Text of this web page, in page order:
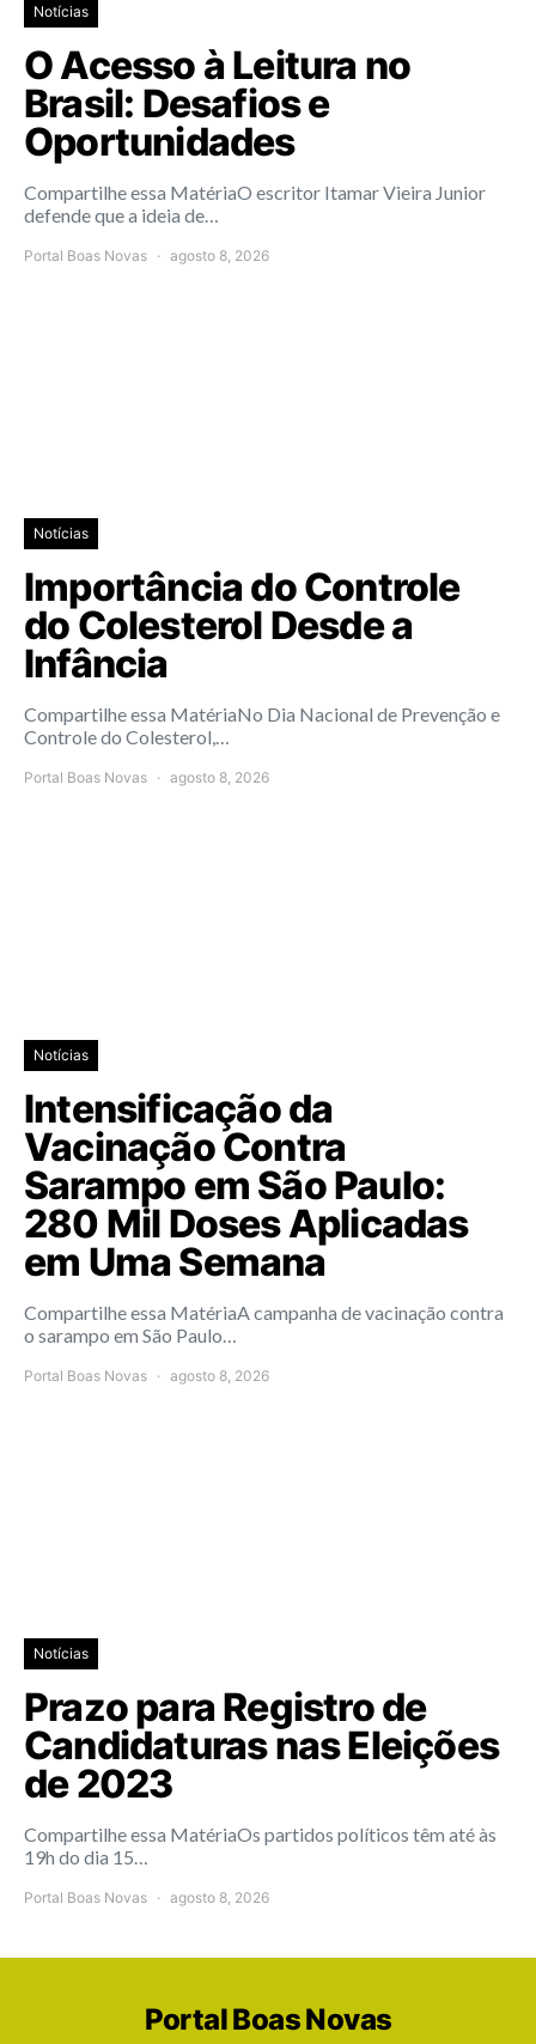
Notícias
O Acesso à Leitura no
Brasil: Desafios e
Oportunidades
Compartilhe essa MatériaO escritor Itamar Vieira Junior
defende que a ideia de…
Portal Boas Novas agosto 8, 2026
Notícias
Importância do Controle
do Colesterol Desde a
Infância
Compartilhe essa MatériaNo Dia Nacional de Prevenção e
Controle do Colesterol,…
Portal Boas Novas agosto 8, 2026
Notícias
Intensificação da
Vacinação Contra
Sarampo em São Paulo:
280 Mil Doses Aplicadas
em Uma Semana
Compartilhe essa MatériaA campanha de vacinação contra
o sarampo em São Paulo…
Portal Boas Novas agosto 8, 2026
Notícias
Prazo para Registro de
Candidaturas nas Eleições
de 2023
Compartilhe essa MatériaOs partidos políticos têm até às
19h do dia 15…
Portal Boas Novas agosto 8, 2026
Portal Boas Novas